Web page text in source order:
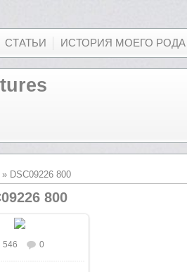
СТАТЬИ ИСТОРИЯ МОЕГО РОДА
» DSC09226 800
800
размере
546 0